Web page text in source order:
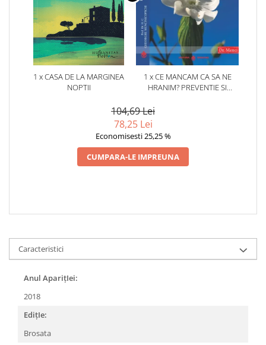
1 x CASA DE LA MARGINEA
NOPTII
1 x CE MANCAM CA SA NE
HRANIM? PREVENTIE SI
CARDIOVASCULARE SI IN
104,69 Lei
78,25 Lei
Economisesti 25,25 %
CUMPARA-LE IMPREUNA
Caracteristici
Anul AparițIei:
2018
EdițIe:
Brosata